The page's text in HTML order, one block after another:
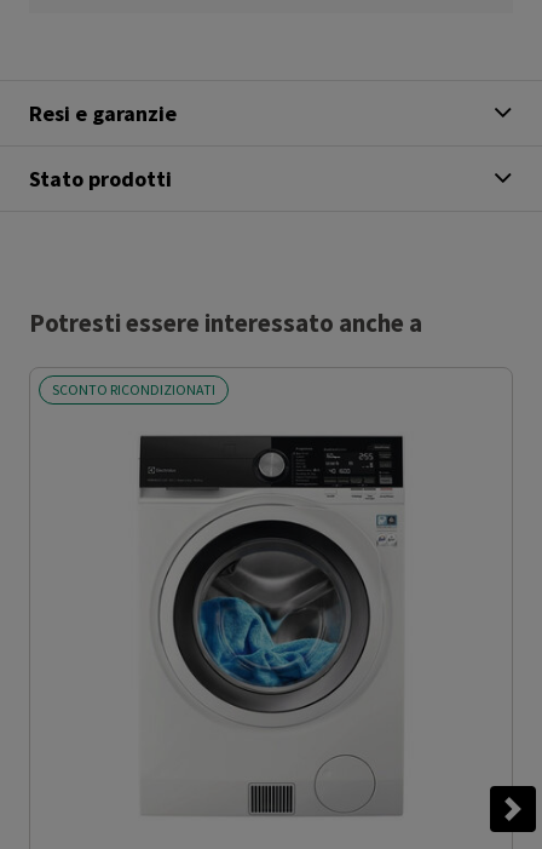
Resi e garanzie
Stato prodotti
Potresti essere interessato anche a
SCONTO RICONDIZIONATI